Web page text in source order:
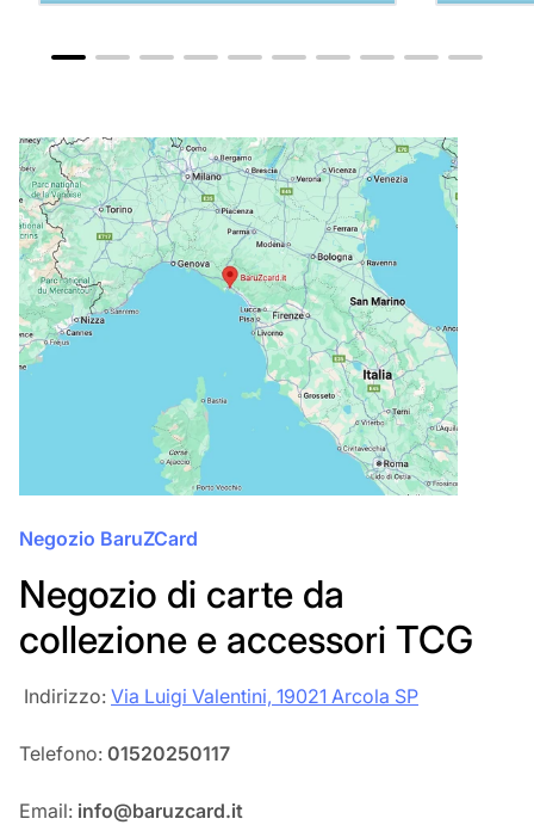
Negozio BaruZCard
Negozio di carte da
collezione e accessori TCG
‎‎ Indirizzo: Via Luigi Valentini, 19021 Arcola SP
Telefono: 01520250117
Email: info@baruzcard.it